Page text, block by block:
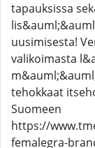
tapauksissa
uusimisesta!
valikoimasta
tehokkaat
Suomeen
https://
femalegra-